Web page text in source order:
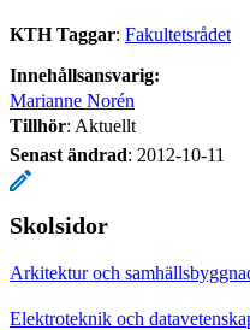
KTH Taggar: Fakultetsrådet
Innehållsansvarig:
Marianne Norén
Tillhör: Aktuellt
Senast ändrad: 2012-10-11
Skolsidor
Arkitektur och
Elektroteknik och